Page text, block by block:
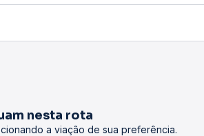
nesta rota
a viação de sua preferência.